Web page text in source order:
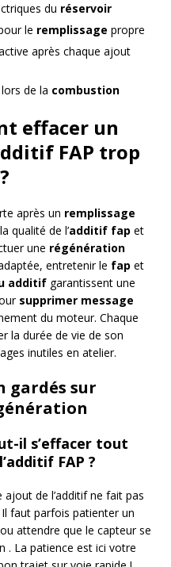
du réservoir
le remplissage propre
après chaque ajout
de la combustion
effacer un
FAP trop
après un remplissage
qualité de l’additif fap et
une régénération
entretenir le fap et
additif garantissent une
supprimer message
du moteur. Chaque
la durée de vie de son
inutiles en atelier.
gardés sur
il s’effacer tout
FAP ?
de l’additif ne fait pas
faut parfois patienter un
attendre que le capteur se
. La patience est ici votre